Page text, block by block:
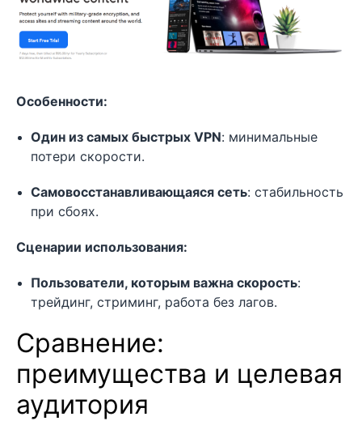
Особенности:
Один из самых быстрых VPN: минимальные
потери скорости.
Самовосстанавливающаяся сеть: стабильность
при сбоях.
Сценарии использования:
Пользователи, которым важна скорость:
трейдинг, стриминг, работа без лагов.
Сравнение:
преимущества и целевая
аудитория